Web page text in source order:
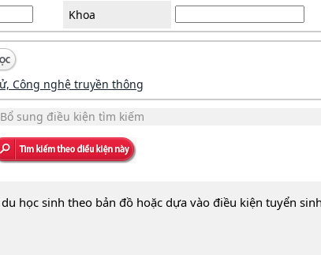
Khoa
Công nghệ truyền thông
Bổ sung điều kiện tìm kiếm
học sinh theo bản đồ hoặc dựa vào điều kiện tuyển